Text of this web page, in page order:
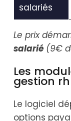
salariés
Le prix
salarié (9€
Les
gestion
Le logiciel
options